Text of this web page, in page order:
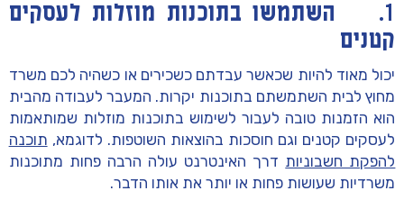
1. השתמשו בתוכנות מוזלות לעסקים
קטנים
יכול מאוד להיות שכאשר עבדתם כשכירים או כשהיה לכם משרד
מחוץ לבית השתמשתם בתוכנות יקרות. המעבר לעבודה מהבית
הוא הזמנות טובה לעבור לשימוש בתוכנות מוזלות שמותאמות
לעסקים קטנים וגם חוסכות בהוצאות השוטפות. לדוגמא, תוכנה
להפקת חשבוניות דרך האינטרנט עולה הרבה פחות מתוכנות
משרדיות שעושות פחות או יותר את אותו הדבר.